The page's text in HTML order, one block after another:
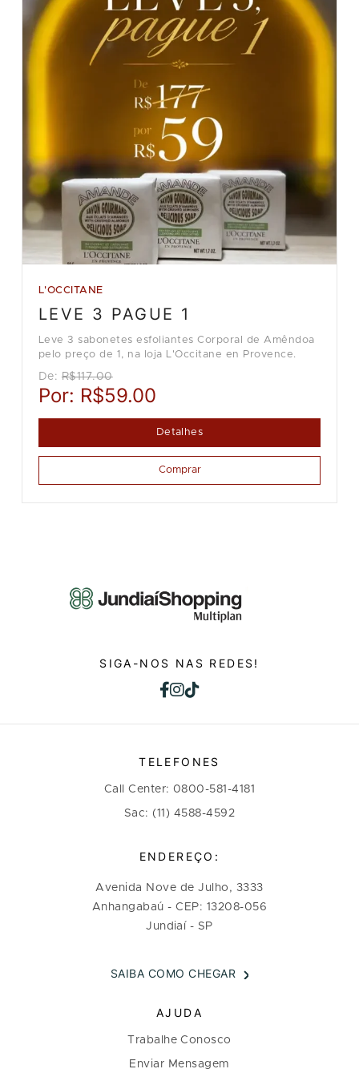
L'OCCITANE
LEVE 3 PAGUE 1
Leve 3 sabonetes esfoliantes Corporal de Amêndoa
pelo preço de 1, na loja L'Occitane en Provence.
De: R$117.00
Por: R$59.00
Detalhes
Comprar
SIGA-NOS NAS REDES!
TELEFONES
Call Center: 0800-581-4181
Sac: (11) 4588-4592
ENDEREÇO:
Avenida Nove de Julho, 3333
Anhangabaú - CEP: 13208-056
Jundiaí - SP
SAIBA COMO CHEGAR
AJUDA
Trabalhe Conosco
Enviar Mensagem